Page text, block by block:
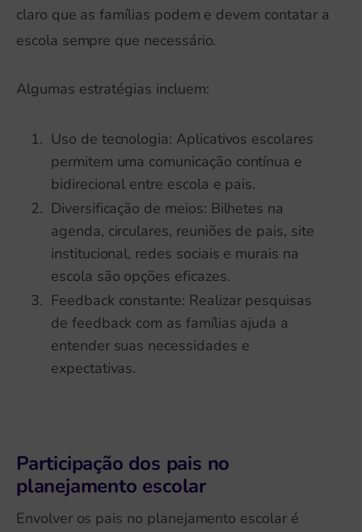
claro que as famílias podem e devem contatar a
escola sempre que necessário.
Algumas estratégias incluem:
Uso de tecnologia: Aplicativos escolares
permitem uma comunicação contínua e
bidirecional entre escola e pais.
Diversificação de meios: Bilhetes na
agenda, circulares, reuniões de pais, site
institucional, redes sociais e murais na
escola são opções eficazes.
Feedback constante: Realizar pesquisas
de feedback com as famílias ajuda a
entender suas necessidades e
expectativas.
Participação dos pais no
planejamento escolar
Envolver os pais no planejamento escolar é